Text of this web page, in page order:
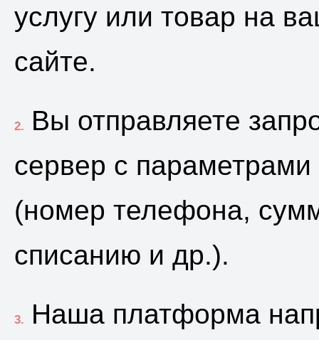
услугу или товар на
сайте.
2.
Вы отправляете
сервер с
(номер телефона,
списанию и др.).
3. Наша платформа